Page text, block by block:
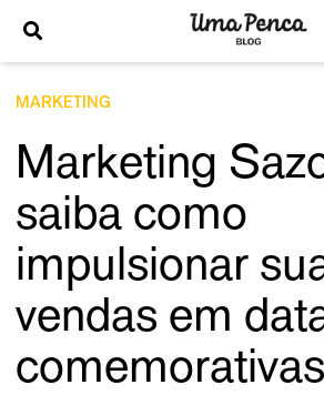
MARKETING
Marketing
saiba como
impulsionar
vendas em
comemorativas